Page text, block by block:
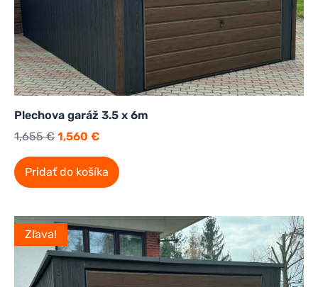
Plechova garáž 3.5 x 6m
1,655€ 1,560 €
Pridať do košíka
Zľava!